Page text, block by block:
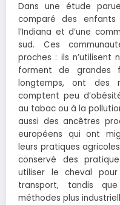
Dans une étude
comparé des enfants
l’Indiana et d’une
sud. Ces
proches : ils n’utilisent
forment de grandes
longtemps, ont des
comptent peu
au tabac ou à la
aussi des ancêtres
européens qui ont
leurs pratiques
conservé des
utiliser le cheval
transport, tandis
méthodes plus